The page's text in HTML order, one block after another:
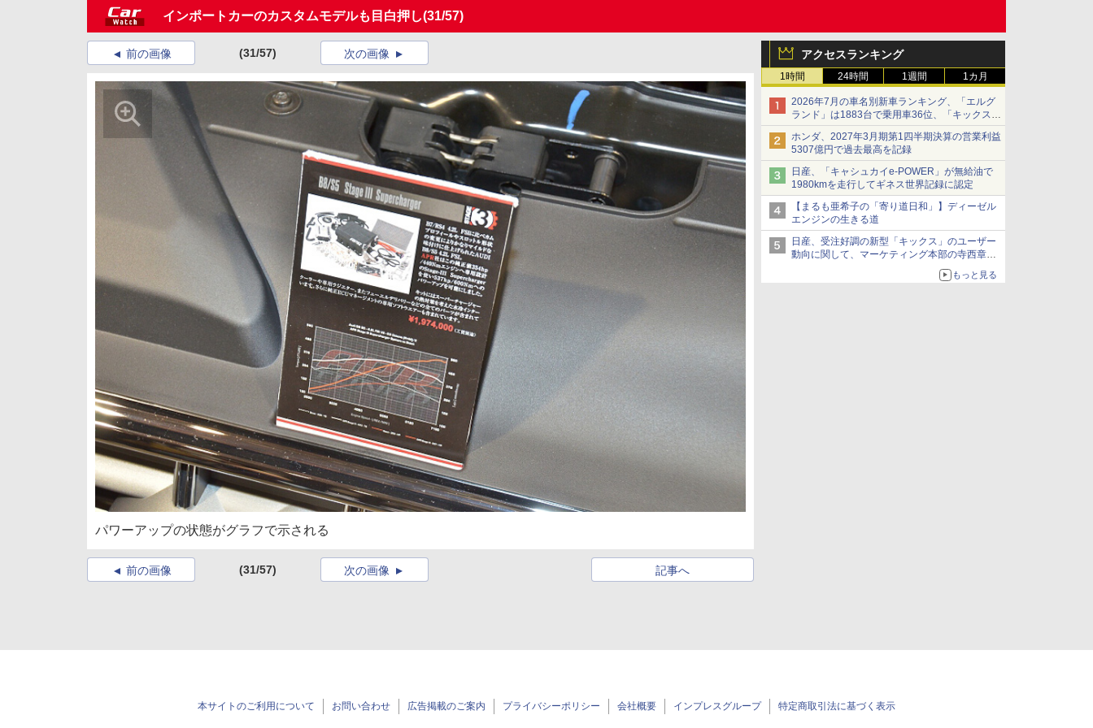
インポートカーのカスタムモデルも目白押し(31/57)
アクセスランキング
1時間 24時間 1週間 1カ月
2026年7月の車名別新車ランキング、「エルグ
ランド」は1883台で乗用車36位、「キックス」
は2591台で27位に
ホンダ、2027年3月期第1四半期決算の営業利益
5307億円で過去最高を記録
日産、「キャシュカイe-POWER」が無給油で
1980kmを走行してギネス世界記録に認定
【まるも亜希子の「寄り道日和」】ディーゼル
エンジンの生きる道
日産、受注好調の新型「キックス」のユーザー
動向に関して、マーケティング本部の寺西章氏
もっと見る
前の画像 (31/57) 次の画像
パワーアップの状態がグラフで示される
前の画像 (31/57) 記事へ
次の画像
本サイトのご利用について お問い合わせ 広告掲載のご案内 プライバシーポリシー 会社概要 インプレスグループ 特定商取引法に基づく表示